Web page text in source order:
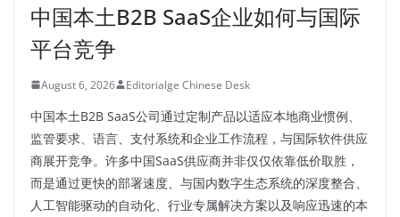
中国本土B2B SaaS企业如何与国际
平台竞争
August 6, 2026 Editorialge Chinese Desk
中国本土B2B SaaS公司通过定制产品以适应本地商业惯例、
监管要求、语言、支付系统和企业工作流程，与国际软件供应
商展开竞争。许多中国SaaS供应商并非仅仅依靠低价取胜，
而是通过更快的部署速度、与国内数字生态系统的深度整合、
人工智能驱动的自动化、行业专属解决方案以及响应迅速的本